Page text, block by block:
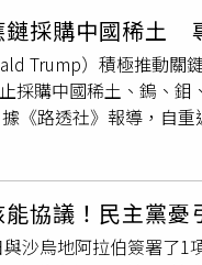
多油輪完全避開曼德
輪選擇關閉船舶定位訊
默默給予無盡的力量
誰受得了」，意外掀
遠端幫在陽明山讀書
是要對女兒好一點，
鏈採購中國稀土
Trump）積極推動關
採購中國稀土、鎢、
《路透社》報導，自
持近150家礦產企業
製造商距離2027年1月
、磁鐵、鎢、鉬與鉭等
准企業提出豁免申請
邦機構都必須購買美
協議！民主黨憂
沙烏地阿拉伯簽署了